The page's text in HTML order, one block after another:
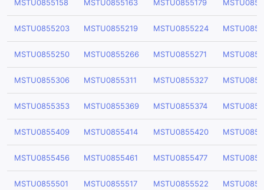
MSTU0855158 MSTU0855163 MSTU0855179
MSTU0855203 MSTU0855219 MSTU0855224
MSTU0855250 MSTU0855266 MSTU0855271
MSTU0855306 MSTU0855311 MSTU0855327
MSTU0855353 MSTU0855369 MSTU0855374
MSTU0855409 MSTU0855414 MSTU0855420
MSTU0855456 MSTU0855461 MSTU0855477
MSTU0855501 MSTU0855517 MSTU0855522